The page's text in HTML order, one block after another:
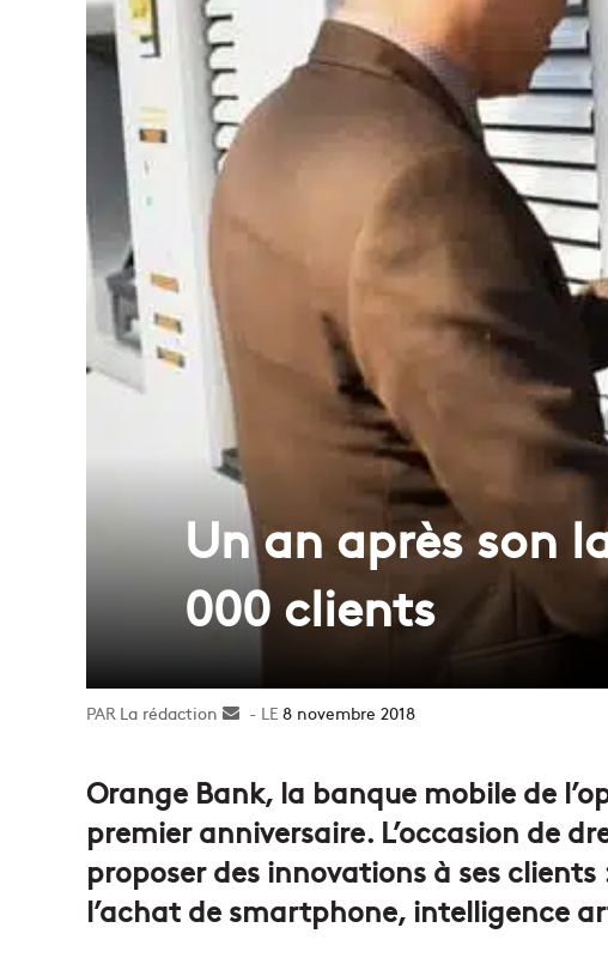
Un an après son
000 clients
La rédaction
Envoyer8 novembre 2018
Orange Bank, la banque mobile de
premier anniversaire. L’occasion de
proposer des innovations à ses
l’achat de smartphone, intelligence